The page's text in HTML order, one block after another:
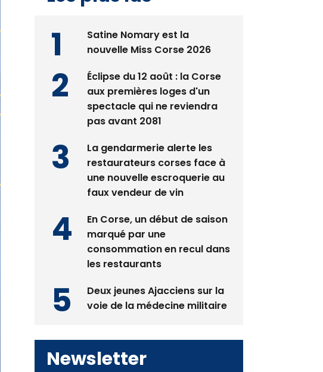
Satine Nomary est la
nouvelle Miss Corse 2026
Éclipse du 12 août : la Corse
aux premières loges d'un
spectacle qui ne reviendra
pas avant 2081
La gendarmerie alerte les
restaurateurs corses face à
une nouvelle escroquerie au
faux vendeur de vin
En Corse, un début de saison
marqué par une
consommation en recul dans
les restaurants
Deux jeunes Ajacciens sur la
voie de la médecine militaire
Newsletter